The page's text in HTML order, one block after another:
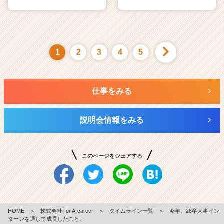
1 2 3 4 5
仕事をみる
説明会情報をみる
このページをシェアする
HOME ＞ 株式会社For A-career ＞ タイムライン一覧 ＞
今年、26卒人事イン
ターンを通して成長したこと。